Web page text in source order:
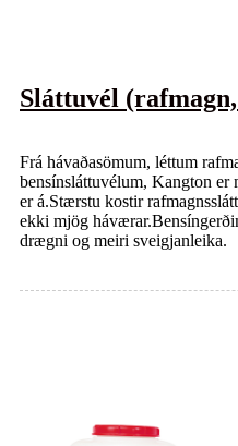
Sláttuvél
Frá hávaðasömum, léttum
bensínsláttuvélum, Kangton er
er á.Stærstu kostir
ekki mjög
drægni og meiri sveigjanleika.